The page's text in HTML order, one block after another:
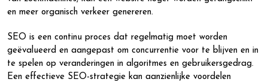
en meer organisch verkeer genereren.
SEO is een continu proces dat regelmatig moet worden
geëvalueerd en aangepast om concurrentie voor te blijven en in
te spelen op veranderingen in algoritmes en gebruikersgedrag.
Een effectieve SEO-strategie kan aanzienlijke voordelen